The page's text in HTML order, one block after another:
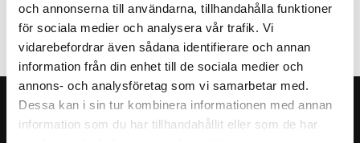
och annonserna till användarna, tillhandahålla funktioner
för sociala medier och analysera vår trafik. Vi
vidarebefordrar även sådana identifierare och annan
information från din enhet till de sociala medier och
annons- och analysföretag som vi samarbetar med.
Dessa kan i sin tur kombinera informationen med annan
information som du har tillhandahållit eller som de har